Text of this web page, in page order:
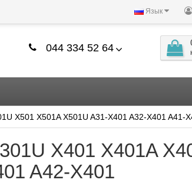
Язык
044 334 52 64
X501 X501A X501U A31-X401 A32-X401 A41-
X401 X401A
A42-X401